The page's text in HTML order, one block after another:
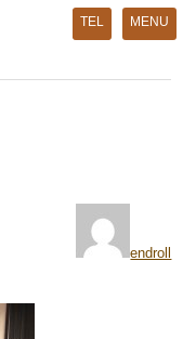
MENU
endroll